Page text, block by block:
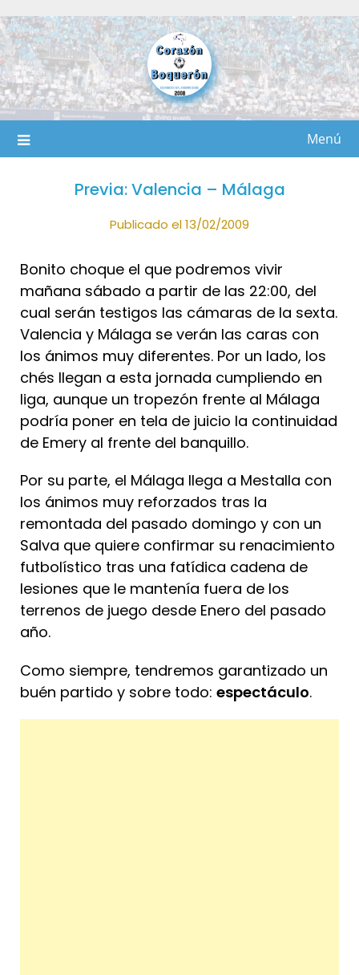
al
contenido
Menú
Previa: Valencia – Málaga
Publicado el 13/02/2009
Bonito choque el que podremos vivir
mañana sábado a partir de las 22:00, del
cual serán testigos las cámaras de la sexta.
Valencia y Málaga se verán las caras con
los ánimos muy diferentes. Por un lado, los
chés llegan a esta jornada cumpliendo en
liga, aunque un tropezón frente al Málaga
podría poner en tela de juicio la continuidad
de Emery al frente del banquillo.
Por su parte, el Málaga llega a Mestalla con
los ánimos muy reforzados tras la
remontada del pasado domingo y con un
Salva que quiere confirmar su renacimiento
futbolístico tras una fatídica cadena de
lesiones que le mantenía fuera de los
terrenos de juego desde Enero del pasado
año.
Como siempre, tendremos garantizado un
buén partido y sobre todo: espectáculo.